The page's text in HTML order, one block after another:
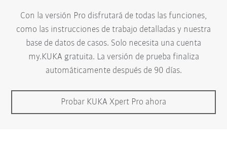
Con la versión Pro disfrutará de todas las funciones,
como las instrucciones de trabajo detalladas y nuestra
base de datos de casos. Solo necesita una cuenta
my.KUKA gratuita. La versión de prueba finaliza
automáticamente después de 90 días.
Probar KUKA Xpert Pro ahora